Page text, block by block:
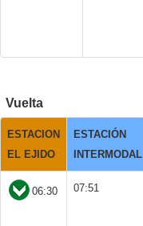
Vuelta
ESTACION
EL EJIDO
ESTACIÓN
INTERMODAL
06:30 07:51